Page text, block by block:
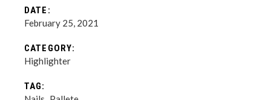
DATE:
February 25, 2021
CATEGORY:
Highlighter
TAG: